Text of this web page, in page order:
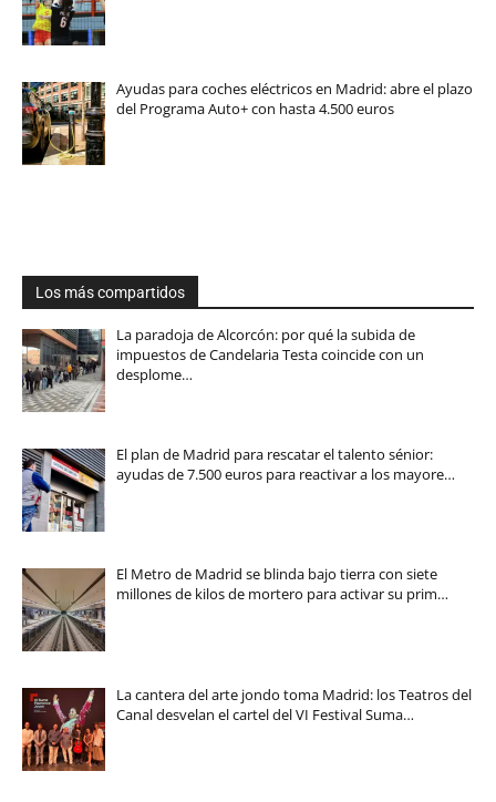
Ayudas para coches eléctricos en Madrid: abre el plazo
del Programa Auto+ con hasta 4.500 euros
Los más compartidos
La paradoja de Alcorcón: por qué la subida de
impuestos de Candelaria Testa coincide con un
desplome…
El plan de Madrid para rescatar el talento sénior:
ayudas de 7.500 euros para reactivar a los mayore…
El Metro de Madrid se blinda bajo tierra con siete
millones de kilos de mortero para activar su prim…
La cantera del arte jondo toma Madrid: los Teatros del
Canal desvelan el cartel del VI Festival Suma…